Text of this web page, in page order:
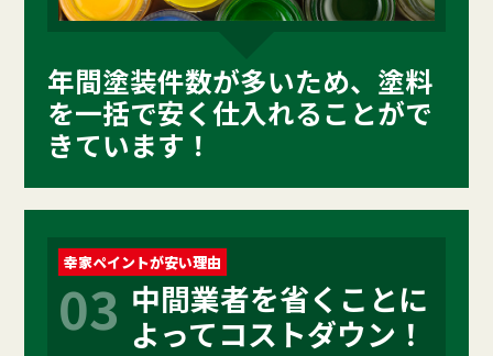
年間塗装件数が多いため、塗料
を一括で安く仕入れることがで
きています！
幸家ペイントが安い理由
03 中間業者を省くことに
よってコストダウン！